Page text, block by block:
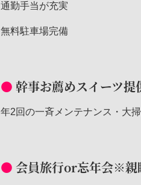
通勤手当が充実
無料駐車場完備
幹事お薦めスイーツ
年2回の一斉メンテナンス・大
会員旅行or忘年会※親